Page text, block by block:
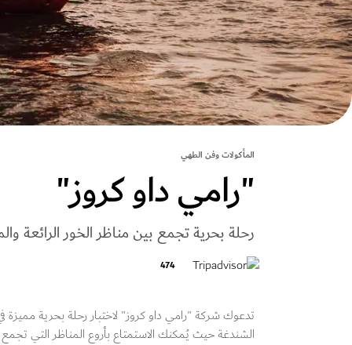
المأكولات وفن الطهي
"رامي داو كروز"
رحلة بحرية تجمع بين مناظر الخور الرائعة
474
تدعوك شركة "رامي داو كروز" لاختبار رحلة بحرية
الشندغة حيث يُمكنك الاستمتاع بأروع المناظر التي تجمع